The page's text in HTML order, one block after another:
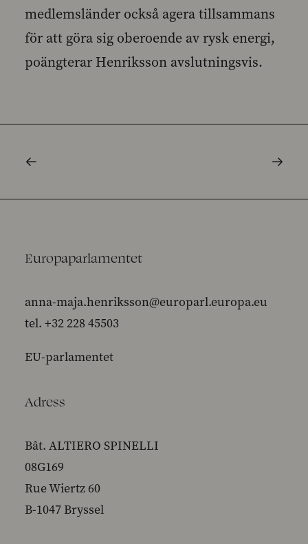
medlemsländer också agera tillsammans
för att göra sig oberoende av rysk energi,
poängterar Henriksson avslutningsvis.
Europaparlamentet
anna-maja.henriksson@europarl.europa.eu
tel. +32 228 45503
EU-parlamentet
Adress
Bât. ALTIERO SPINELLI
08G169
Rue Wiertz 60
B-1047 Bryssel